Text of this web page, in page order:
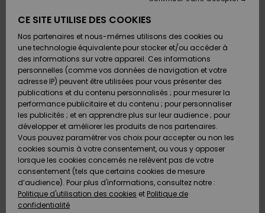
Chaussures
& Tongs
Surf
Snow
Nouveautés
Chaussures
& Tongs
Surf
Snow
Nouveautés
FEMME
A
Découvrir
Snow
SURF
Surf
Shop
Enfant
Highlights
Communauté
SNOW
Snow
Shop
Enfant
Snow
Shop
Femme
A
Découvrir
Communauté
OUTLET
Enfant
Outlet
Femme
AIDE &
CONTACT
Retours
Paiement
Carte
Cadeau
Quiksilver
Freedom
Protection
des
MAGASINS
CE SITE UTILISE DES COOKIES
Nos partenaires et nous-mêmes utilisons des cookies ou
une technologie équivalente pour stocker et/ou accéder à
des informations sur votre appareil. Ces informations
personnelles (comme vos données de navigation et votre
adresse IP) peuvent être utilisées pour vous présenter des
publications et du contenu personnalisés ; pour mesurer la
performance publicitaire et du contenu ; pour personnaliser
les publicités ; et en apprendre plus sur leur audience ; pour
développer et améliorer les produits de nos partenaires.
Vous pouvez paramétrer vos choix pour accepter ou non les
cookies soumis à votre consentement, ou vous y opposer
lorsque les cookies concernés ne relèvent pas de votre
consentement (tels que certains cookies de mesure
d’audience). Pour plus d'informations, consultez notre :
Politique d'utilisation des cookies et Politique de
confidentialité